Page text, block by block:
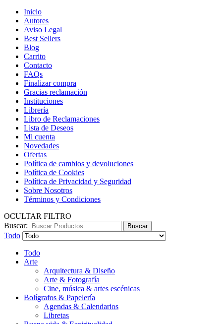
Inicio
Autores
Aviso Legal
Best Sellers
Blog
Carrito
Contacto
FAQs
Finalizar compra
Gracias reclamación
Instituciones
Librería
Libro de Reclamaciones
Lista de Deseos
Mi cuenta
Novedades
Ofertas
Política de cambios y devoluciones
Política de Cookies
Política de Privacidad y Seguridad
Sobre Nosotros
Términos y Condiciones
OCULTAR FILTRO
Buscar:
Buscar
Todo
Todo
Arte
Arquitectura & Diseño
Arte & Fotografía
Cine, música & artes escénicas
Bolígrafos & Papelería
Agendas & Calendarios
Libretas